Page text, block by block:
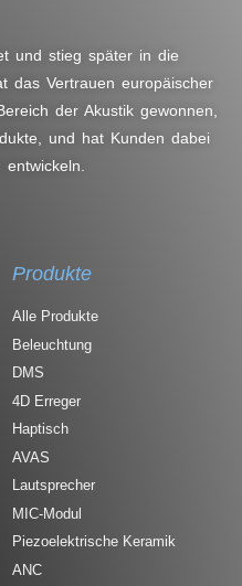
und stieg später in die
das Vertrauen europäischer
der Akustik gewonnen,
und hat Kunden dabei
Produkte
Alle Produkte
Beleuchtung
DMS
4D Erreger
Haptisch
AVAS
Lautsprecher
MIC-Modul
Piezoelektrische Keramik
ANC